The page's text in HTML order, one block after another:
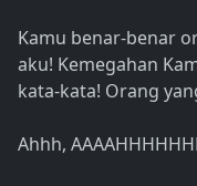
Kamu benar-benar
aku! Kemegahan
kata-kata! Orang
Ahhh,